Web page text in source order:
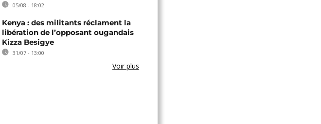
05/08 - 18:02
Kenya : des militants réclament la
libération de l’opposant ougandais
Kizza Besigye
31/07 - 13:00
Voir plus